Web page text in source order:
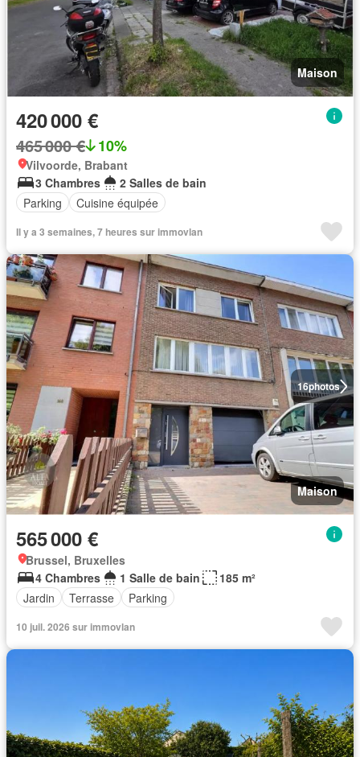
Maison
420 000 €
465 000 € 10%
Vilvoorde, Brabant
3 Chambres
2 Salles de bain
Parking
Cuisine équipée
Il y a 3 semaines, 7 heures sur immovlan
16photos
Maison
565 000 €
Brussel, Bruxelles
4 Chambres
1 Salle de bain
185 m²
Jardin
Terrasse Parking
10 juil. 2026 sur immovlan